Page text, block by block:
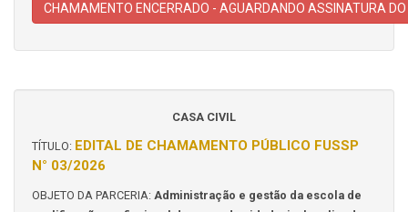
CHAMAMENTO ENCERRADO - AGUARDANDO ASSINATURA
CASA CIVIL
TÍTULO: EDITAL DE CHAMAMENTO PÚBLICO FUSSP
N° 03/2026
OBJETO DA PARCERIA: Administração e gestão da escola de